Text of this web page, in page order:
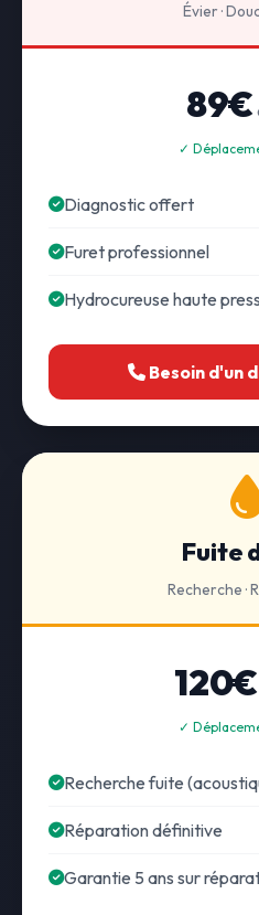
Évier ·
89€
✓
Diagnostic offert
Furet professionnel
Hydrocureuse haute
Besoin d'un
Fuite
Recherche ·
120€
✓
Recherche fuite
Réparation définitive
Garantie 5 ans sur